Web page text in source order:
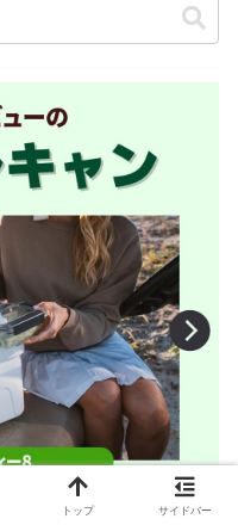
トップ サイドバー